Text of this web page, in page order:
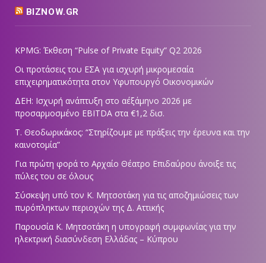
BIZNOW.GR
KPMG: Έκθεση “Pulse of Private Equity” Q2 2026
Οι προτάσεις του ΕΣΑ για ισχυρή μικρομεσαία
επιχειρηματικότητα στον Υφυπουργό Οικονομικών
ΔΕΗ: Ισχυρή ανάπτυξη στο α΄εξάμηνο 2026 με
προσαρμοσμένο EBITDA στα €1,2 δισ.
Τ. Θεοδωρικάκος: “Στηρίζουμε με πράξεις την έρευνα και την
καινοτομία”
Για πρώτη φορά το Αρχαίο Θέατρο Επιδαύρου άνοιξε τις
πύλες του σε όλους
Σύσκεψη υπό τον Κ. Μητσοτάκη για τις αποζημιώσεις των
πυρόπληκτων περιοχών της Δ. Αττικής
Παρουσία Κ. Μητσοτάκη η υπογραφή συμφωνίας για την
ηλεκτρική διασύνδεση Ελλάδας – Κύπρου